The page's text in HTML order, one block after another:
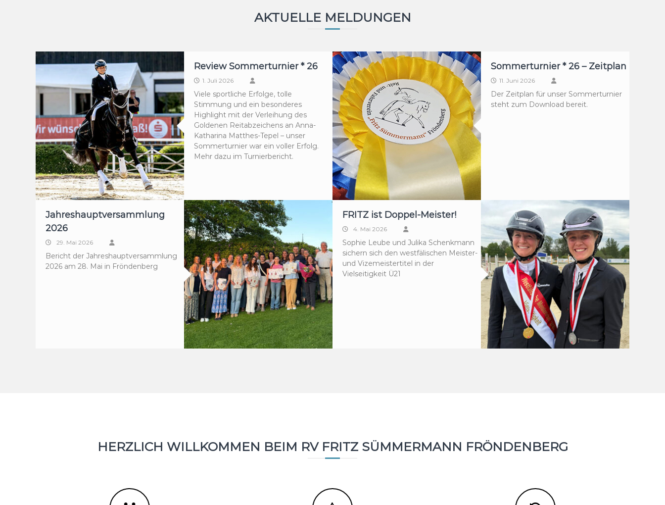
AKTUELLE MELDUNGEN
Review Sommerturnier * 26
1. Juli 2026
Viele sportliche Erfolge, tolle
Stimmung und ein besonderes
Highlight mit der Verleihung des
Goldenen Reitabzeichens an Anna-
Katharina Matthes-Tepel – unser
Sommerturnier war ein voller Erfolg.
Mehr dazu im Turnierbericht.
Sommerturnier * 26 – Zeitplan
11. Juni 2026
Der Zeitplan für unser Sommerturnier
steht zum Download bereit.
Jahreshauptversammlung
2026
29. Mai 2026
Bericht der Jahreshauptversammlung
2026 am 28. Mai in Fröndenberg
FRITZ ist Doppel-Meister!
4. Mai 2026
Sophie Leube und Julika Schenkmann
sichern sich den westfälischen Meister-
und Vizemeistertitel in der
Vielseitigkeit Ü21
HERZLICH WILLKOMMEN BEIM RV FRITZ SÜMMERMANN FRÖNDENBERG